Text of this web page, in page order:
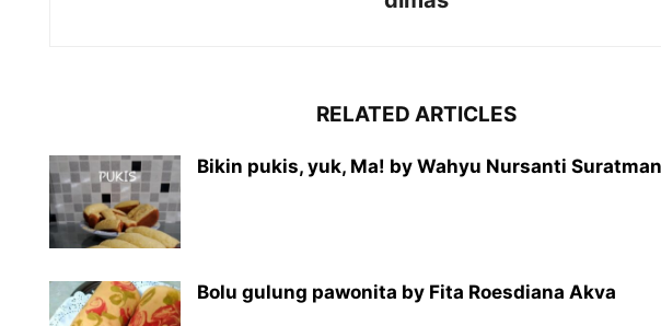
RELATED ARTICLES
Bikin pukis, yuk, Ma! by Wahyu Nursanti Suratman
Bolu gulung pawonita by Fita Roesdiana Akva